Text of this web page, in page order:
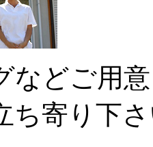
などご用
ち寄り下